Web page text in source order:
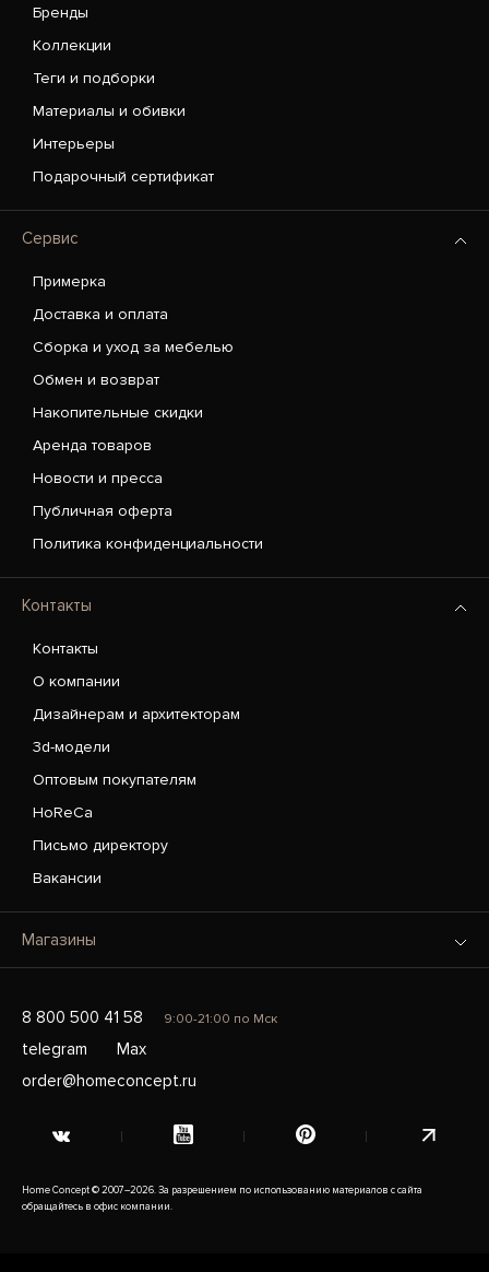
Бренды
Коллекции
Теги и подборки
Материалы и обивки
Интерьеры
Подарочный сертификат
Сервис
Примерка
Доставка и оплата
Сборка и уход за мебелью
Обмен и возврат
Накопительные скидки
Аренда товаров
Новости и пресса
Публичная оферта
Политика конфиденциальности
Контакты
Контакты
О компании
Дизайнерам и архитекторам
3d-модели
Оптовым покупателям
HoReCa
Письмо директору
Вакансии
Магазины
8 800 500 41 58 9:00-21:00 по Мск
telegram
Max
order@homeconcept.ru
Home Concept © 2007–2026. За разрешением по использованию материалов с сайта
обращайтесь в офис компании.